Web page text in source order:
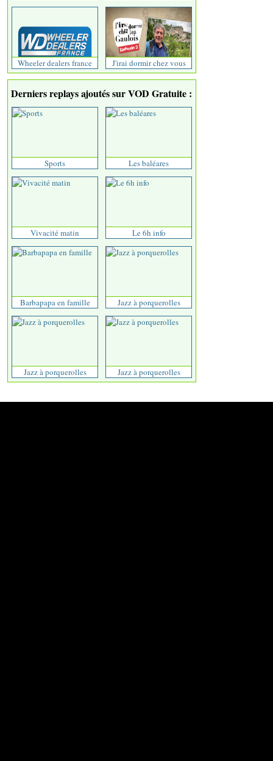
Wheeler dealers france J'irai dormir chez vous
Derniers replays ajoutés sur VOD Gratuite :
Sports Les baléares
Vivacité matin Le 6h info
Barbapapa en famille Jazz à porquerolles
Jazz à porquerolles Jazz à porquerolles